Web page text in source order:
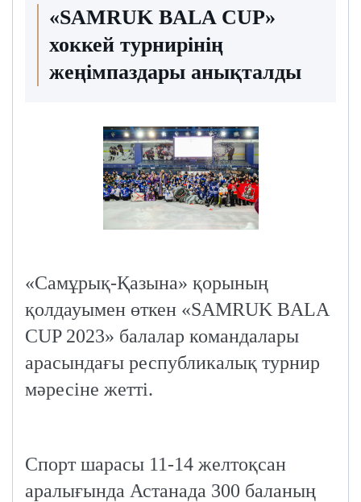
«SAMRUK BALA CUP»
хоккей турнирінің
жеңімпаздары анықталды
«Самұрық-Қазына» қорының
қолдауымен өткен «SAMRUK BALA
CUP 2023» балалар командалары
арасындағы республикалық турнир
мәресіне жетті.
Спорт шарасы 11-14 желтоқсан
аралығында Астанада 300 баланың